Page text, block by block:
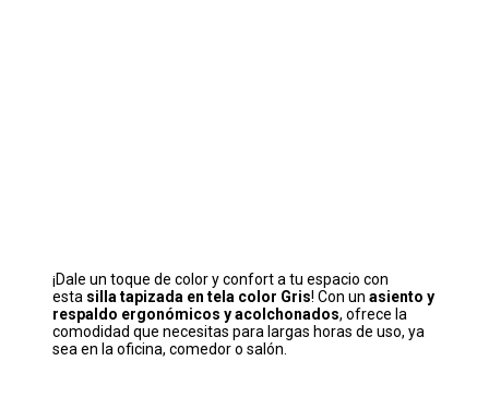
¡Dale un toque de color y confort a tu espacio con
esta silla tapizada en tela color Gris! Con un asiento y
respaldo ergonómicos y acolchonados, ofrece la
comodidad que necesitas para largas horas de uso, ya
sea en la oficina, comedor o salón.